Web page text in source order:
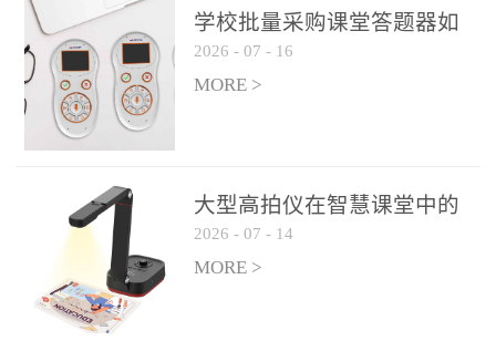
点讲解互动，还是课后即
时反馈，QVote 都能灵活
适配不同教学环节需求，
让教师专注于教学内容本
身，而非技术操作。多元
热情QVote 提供了丰富的
互动功能矩阵，满足不同
学科、不同教学目标的互
动需求：即时答题：支持
单选题、多选题、判断题
学校批量采购课堂答题器如
何选厂家
2026 - 07 - 16
MORE >
大型高拍仪在智慧课堂中的
实际应用
2026 - 07 - 14
MORE >